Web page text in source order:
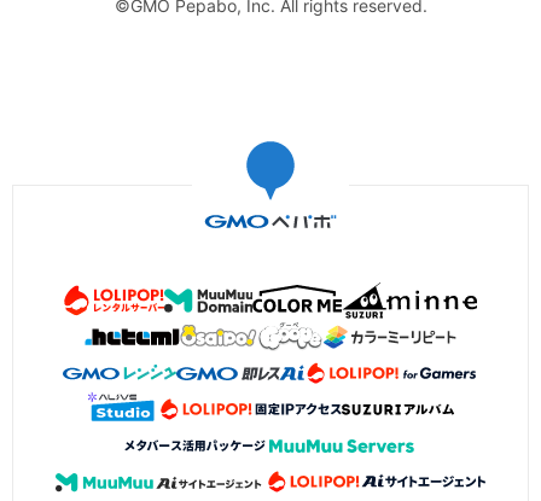
©GMO Pepabo, Inc. All rights reserved.